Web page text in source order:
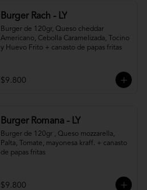
Burger Rach - LY
Burger de 120gr, Queso cheddar
Americano, Cebolla Caramelizada, Tocino
y Huevo Frito + canasto de papas fritas
$9.800
Burger Romana - LY
Burger de 120gr , Queso mozzarella,
Palta, Tomate, mayonesa kraff. + canasto
de papas fritas
$9.800